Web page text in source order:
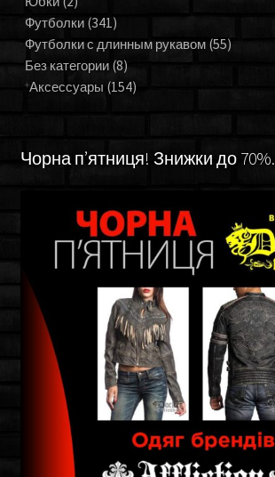
Футболки (341)
Футболки с длинным рукавом (55)
Без категории (8)
Аксессуары (154)
Чорна п’ятниця! Знижки до 70%.